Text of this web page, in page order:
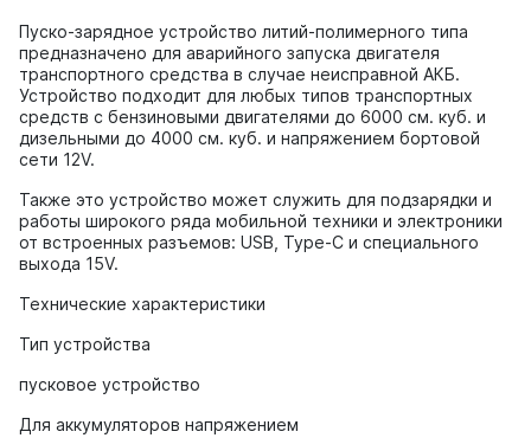
Пуско-зарядное устройство литий-полимерного типа
предназначено для аварийного запуска двигателя
транспортного средства в случае неисправной АКБ.
Устройство подходит для любых типов транспортных
средств с бензиновыми двигателями до 6000 см. куб. и
дизельными до 4000 см. куб. и напряжением бортовой
сети 12V.
Также это устройство может служить для подзарядки и
работы широкого ряда мобильной техники и электроники
от встроенных разъемов: USB, Type-C и специального
выхода 15V.
Технические характеристики
Тип устройства
пусковое устройство
Для аккумуляторов напряжением